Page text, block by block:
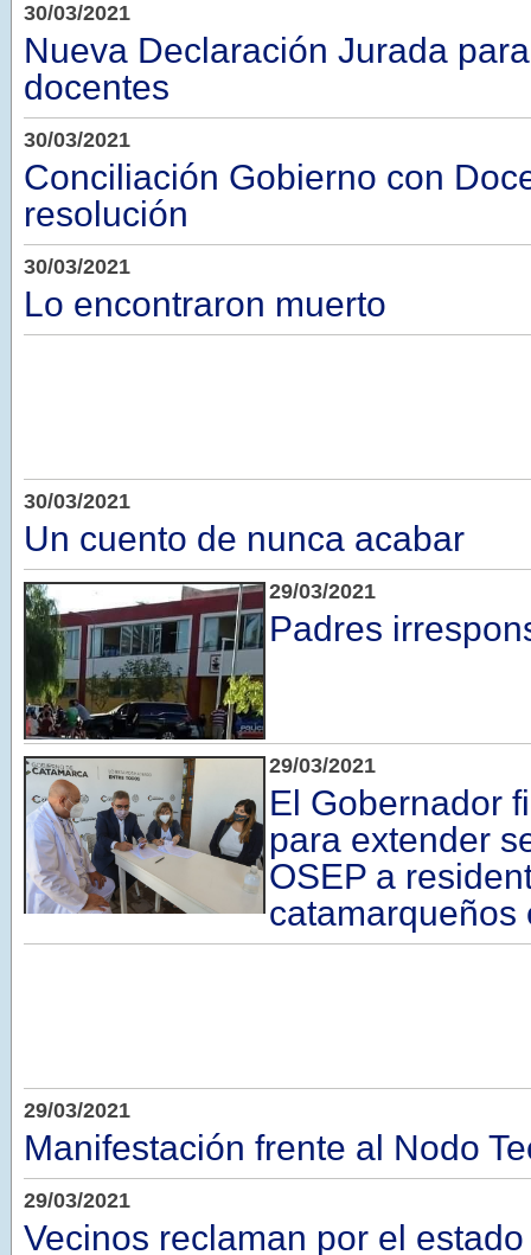
30/03/2021
Nueva Declaración Jurada
docentes
30/03/2021
Conciliación Gobierno con
resolución
30/03/2021
Lo encontraron muerto
30/03/2021
Un cuento de nunca acabar
29/03/2021
Padres
29/03/2021
El Gobernador
para extender
OSEP a
catamarqueños
29/03/2021
Manifestación frente al Nodo
29/03/2021
Vecinos reclaman por el